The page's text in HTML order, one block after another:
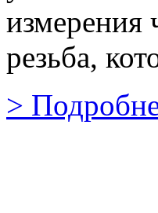
измерения
резьба,
>